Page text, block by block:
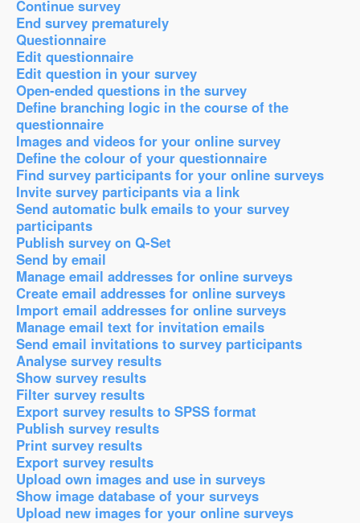
Continue survey
End survey prematurely
Questionnaire
Edit questionnaire
Edit question in your survey
Open-ended questions in the survey
Define branching logic in the course of the
questionnaire
Images and videos for your online survey
Define the colour of your questionnaire
Find survey participants for your online surveys
Invite survey participants via a link
Send automatic bulk emails to your survey
participants
Publish survey on Q-Set
Send by email
Manage email addresses for online surveys
Create email addresses for online surveys
Import email addresses for online surveys
Manage email text for invitation emails
Send email invitations to survey participants
Analyse survey results
Show survey results
Filter survey results
Export survey results to SPSS format
Publish survey results
Print survey results
Export survey results
Upload own images and use in surveys
Show image database of your surveys
Upload new images for your online surveys